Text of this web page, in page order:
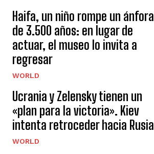
Haifa, un niño rompe un ánfora
de 3.500 años: en lugar de
actuar, el museo lo invita a
regresar
WORLD
Ucrania y Zelensky tienen un
«plan para la victoria». Kiev
intenta retroceder hacia Rusia
WORLD